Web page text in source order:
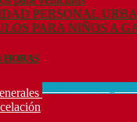
PERSONAL
PARA NIÑOS A
HORAS